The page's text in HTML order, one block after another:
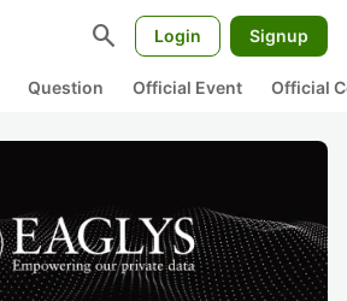
search Login Signup
Question Official Event Official